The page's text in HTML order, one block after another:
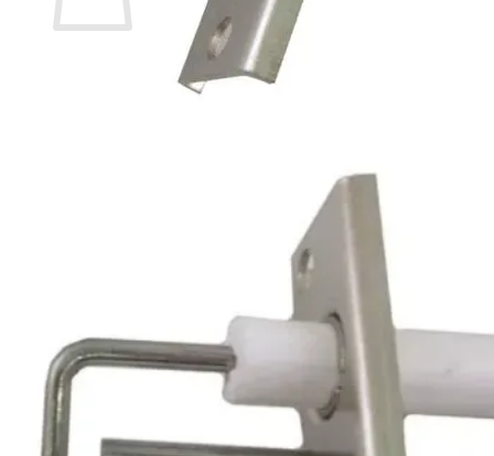
No hay productos en el carrito.